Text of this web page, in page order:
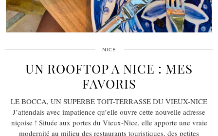
NICE
UN ROOFTOP A NICE : MES
FAVORIS
LE BOCCA, UN SUPERBE TOIT-TERRASSE DU VIEUX-NICE
J’attendais avec impatience qu’elle ouvre cette nouvelle adresse
niçoise ! Située aux portes du Vieux-Nice, elle apporte une vraie
modernité au milieu des restaurants touristiques, des petites